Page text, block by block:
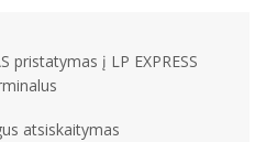
pristatymas į LP EXPRESS
atsiskaitymas